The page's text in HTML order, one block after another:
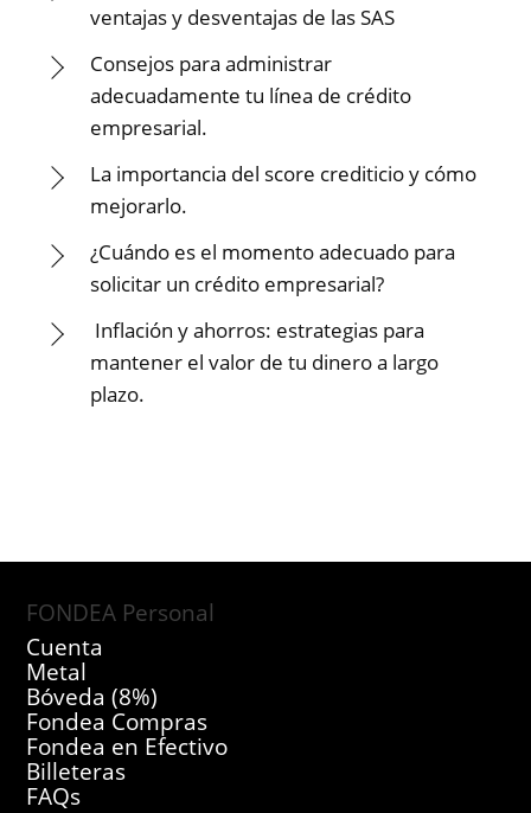
ventajas y desventajas de las SAS
Consejos para administrar
adecuadamente tu línea de crédito
empresarial.
La importancia del score crediticio y cómo
mejorarlo.
¿Cuándo es el momento adecuado para
solicitar un crédito empresarial?
Inflación y ahorros: estrategias para
mantener el valor de tu dinero a largo
plazo.
FONDEA Personal
Cuenta
Metal
Bóveda (8%)
Fondea Compras
Fondea en Efectivo
Billeteras
FAQs